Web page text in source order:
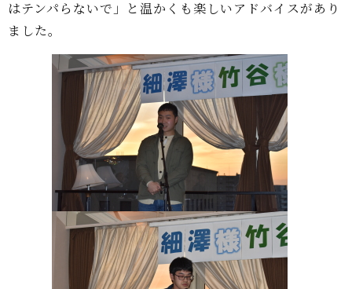
はテンパらないで」と温かくも楽しいアドバイスがあり
ました。